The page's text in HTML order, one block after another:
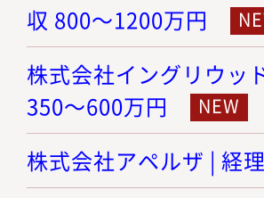
収 800～1200万円
株式会社イングリウッ
350～600万円
株式会社アペルザ | 経